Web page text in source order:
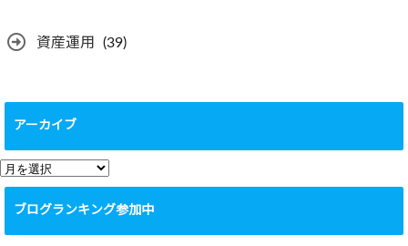
資産運用 (39)
アーカイブ
ア
ー
イ
ブログランキング参加中